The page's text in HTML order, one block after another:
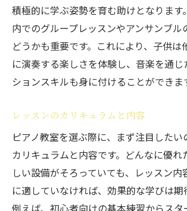
音楽を楽しむための工夫
子供の自信を育むレッスン
親子で楽しめるイベント
子供の成長をサポートするピアノ
子供の成長段階に合わせた指導
長期的な視野でのレッスンプラ
ポジティブなフィードバックの
子供の個性を尊重する教え方
成長を感じられる評価方法
親子のコミュニケーションを
積極的に学ぶ姿勢を育む助けとなります
内でのグループレッスンやアンサンブル
どうかも重要です。これにより、子供は
に演奏する楽しさを体験し、音楽を通じ
ションスキルも身に付けることができま
レッスンのカリキュラムと内容
ピアノ教室を選ぶ際に、まず注目したい
カリキュラムと内容です。どんなに優れ
しい設備がそろっていても、レッスン内
に適していなければ、効果的な学びは期
例えば、初心者向けの基本練習からスタ